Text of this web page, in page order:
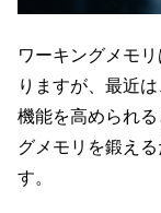
ワーキングメモ
りますが、最近
機能を高められ
グメモリを鍛え
す。